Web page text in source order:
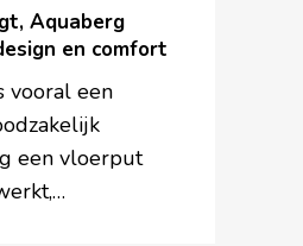
Aquaberg
en comfort
vooral een
een vloerput